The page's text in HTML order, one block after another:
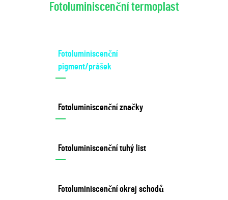
Fotoluminiscenční termoplast
Fotoluminiscenční
pigment/prášek
Fotoluminiscenční značky
Fotoluminiscenční tuhý list
Fotoluminiscenční okraj schodů